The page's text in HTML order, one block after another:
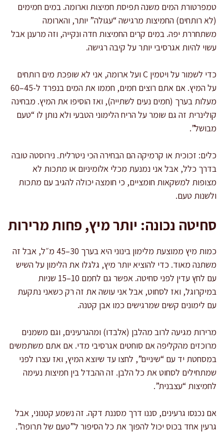
טמפרטורת המים משנה תפיסת חמיצות וארומה. במים חמימים
(לא רותחים) החמיצות מרגישה “עגולה” יותר, והארומה
משתחררת יפה. במים קרים החמיצות חדה ונקייה, וזה מרענן אבל
עשוי להיות אגרסיבי יותר על קיבה רגישה.
כדי לשמור על ויטמין C ועל ארומה, אני לא שופכת מים רותחים
על המיץ. אם אתם רוצים חמים, חממו את המים בנפרד ל-45–60
מעלות בערך (חמים נעים לשתייה), ואז הוסיפו את המיץ. מבחינה
קולינרית זה גם שומר על הריח הלימוני הטבעי ולא נותן לו “טעם
מבושל”.
כלים: זכוכית או קרמיקה הם הבחירה הכי ניטרלית. נירוסטה טובה
בדרך כלל, אבל אני נמנעת מכלי אלומיניום או מתכות לא
מצופות למשקאות חומציים, כי חומצה יכולה להגיב עם מתכות
ולשנות טעם.
סחיטה נכונה: יותר מיץ, פחות מרירות
כמות מיץ ממוצעת מלימון בינוני היא בערך 30–45 מ״ל, אבל זה
משתנה מאוד. כדי להוציא יותר מיץ, גלגלו את הלימון על השיש
עם לחץ עדין לפני סחיטה. אפשר גם לחמם 10–15 שניות
במיקרוגל, ואז לסחוט, אבל אני עושה את זה רק כשאני נתקעת
עם לימונים קשים שמרגישים כמו אבן קטנה.
מרירות מגיעה לרוב מהלבן (אלבדו) ומהגרעינים, וגם משמנים
מרוכזים מהקליפה אם סוחטים אגרסיבי מדי. אם אתם משתמשים
במסחטת יד עם “שיניים”, לחצו עד שיוצא המיץ, ואז עצרו לפני
שמתחילים לסחוט את כל הלבן. זה ההבדל בין חמיצות נעימה
לחמיצות “עצבנית”.
אם נכנסו גרעינים, סננו דרך מסננת דקה. זה נשמע קטנוני, אבל
גרעין אחד בכוס יכול להפוך את כל הסיפור ל”טעם של תרופה”.